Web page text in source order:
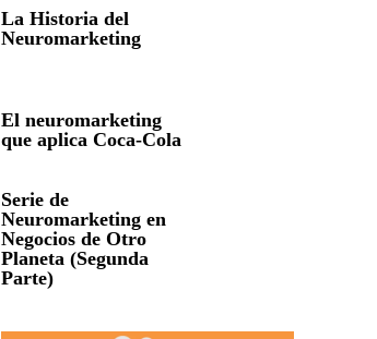
La Historia del
Neuromarketing
El neuromarketing
que aplica Coca-Cola
Serie de
Neuromarketing en
Negocios de Otro
Planeta (Segunda
Parte)